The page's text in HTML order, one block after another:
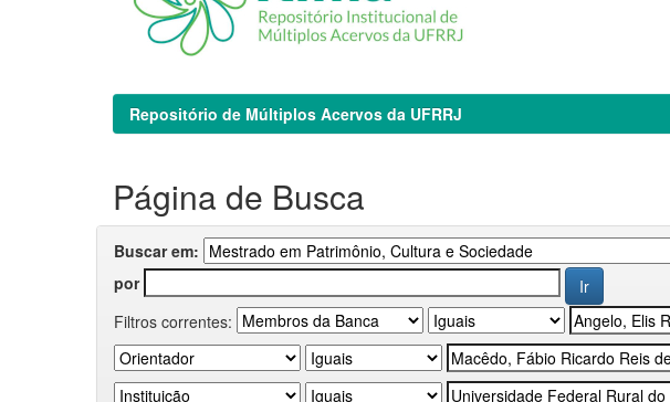
Repositório de Múltiplos Acervos da UFRRJ
Página de Busca
Buscar em:
por
Filtros correntes: